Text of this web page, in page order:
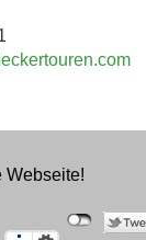
Webseite!